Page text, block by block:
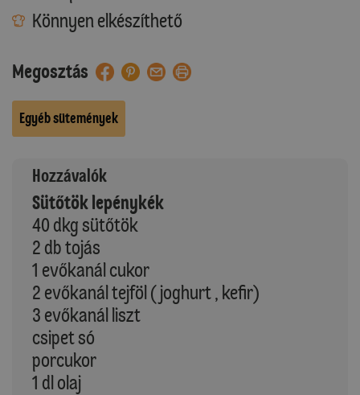
Könnyen elkészíthető
Megosztás
Egyéb sütemények
Hozzávalók
Sütőtök lepénykék
40 dkg sütőtök
2 db tojás
1 evőkanál cukor
2 evőkanál tejföl (joghurt , kefir)
3 evőkanál liszt
csipet só
porcukor
1 dl olaj